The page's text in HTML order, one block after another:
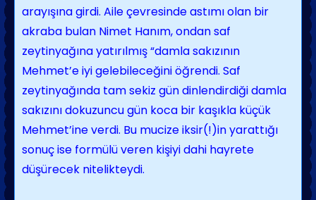
arayışına girdi. Aile çevresinde astımı olan bir
akraba bulan Nimet Hanım, ondan saf
zeytinyağına yatırılmış “damla sakızının
Mehmet’e iyi gelebileceğini öğrendi. Saf
zeytinyağında tam sekiz gün dinlendirdiği damla
sakızını dokuzuncu gün koca bir kaşıkla küçük
Mehmet’ine verdi. Bu mucize iksir(!)in yarattığı
sonuç ise formülü veren kişiyi dahi hayrete
düşürecek nitelikteydi.